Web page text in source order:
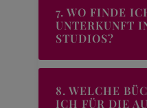
7. WO FINDE
UNTERKUNFT
STUDIOS?
8. WELCHE
ICH FÜR DIE